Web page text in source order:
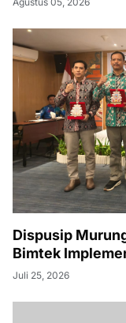
Dispusip
Bimtek
Juli 25, 2026